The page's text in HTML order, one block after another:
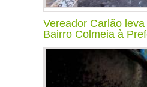
Vereador Carlão
Bairro Colmeia à